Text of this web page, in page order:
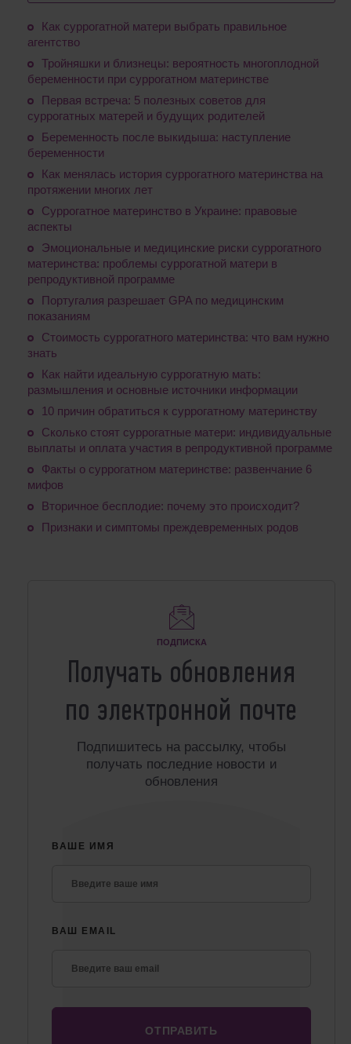
Как суррогатной матери выбрать правильное
агентство
Тройняшки и близнецы: вероятность многоплодной
беременности при суррогатном материнстве
Первая встреча: 5 полезных советов для
суррогатных матерей и будущих родителей
Беременность после выкидыша: наступление
беременности
Как менялась история суррогатного материнства на
протяжении многих лет
Суррогатное материнство в Украине: правовые
аспекты
Эмоциональные и медицинские риски суррогатного
материнства: проблемы суррогатной матери в
репродуктивной программе
Португалия разрешает GPA по медицинским
показаниям
Стоимость суррогатного материнства: что вам нужно
знать
Как найти идеальную суррогатную мать:
размышления и основные источники информации
10 причин обратиться к суррогатному материнству
Сколько стоят суррогатные матери: индивидуальные
выплаты и оплата участия в репродуктивной программе
Факты о суррогатном материнстве: развенчание 6
мифов
Вторичное бесплодие: почему это происходит?
Признаки и симптомы преждевременных родов
ПОДПИСКА
Получать обновления
по электронной почте
Подпишитесь на рассылку, чтобы
получать последние новости и
обновления
ВАШЕ ИМЯ
ВАШ EMAIL